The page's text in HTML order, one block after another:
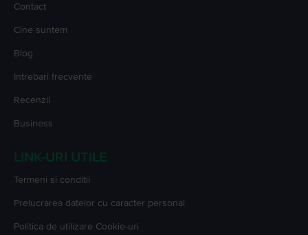
Contact
Cine suntem
Blog
Intrebari frecvente
Recenzii
Business
LINK-URI UTILE
Termeni si conditii
Prelucrarea datelor cu caracter personal
Politica de utilizare Cookie-uri